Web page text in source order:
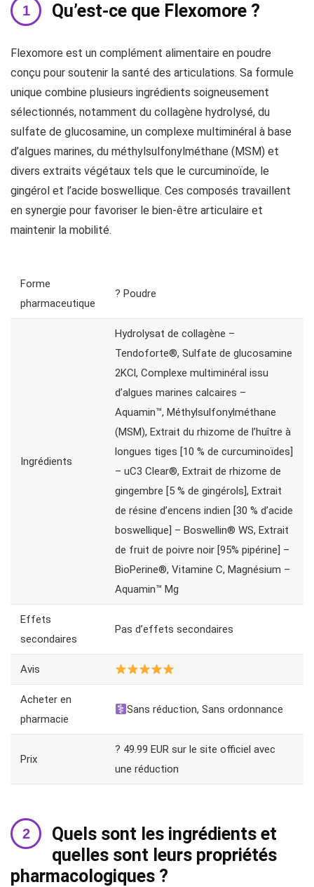
Qu’est-ce que Flexomore ?
Flexomore est un complément alimentaire en poudre
conçu pour soutenir la santé des articulations. Sa formule
unique combine plusieurs ingrédients soigneusement
sélectionnés, notamment du collagène hydrolysé, du
sulfate de glucosamine, un complexe multiminéral à base
d’algues marines, du méthylsulfonylméthane (MSM) et
divers extraits végétaux tels que le curcuminoïde, le
gingérol et l’acide boswellique. Ces composés travaillent
en synergie pour favoriser le bien-être articulaire et
maintenir la mobilité.
Forme
pharmaceutique
? Poudre
Ingrédients
Hydrolysat de collagène –
Tendoforte®, Sulfate de glucosamine
2KCl, Complexe multiminéral issu
d’algues marines calcaires –
Aquamin™, Méthylsulfonylméthane
(MSM), Extrait du rhizome de l’huître à
longues tiges [10 % de curcuminoïdes]
– uC3 Clear®, Extrait de rhizome de
gingembre [5 % de gingérols], Extrait
de résine d’encens indien [30 % d’acide
boswellique] – Boswellin® WS, Extrait
de fruit de poivre noir [95% pipérine] –
BioPerine®, Vitamine C, Magnésium –
Aquamin™ Mg
Effets
secondaires
Pas d’effets secondaires
Avis
Acheter en
pharmacie
Sans réduction, Sans ordonnance
Prix
? 49.99 EUR sur le site officiel avec
une réduction
Quels sont les ingrédients et
quelles sont leurs propriétés
pharmacologiques ?